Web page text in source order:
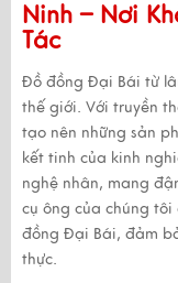
Ninh – Nơi
Tác
Đồ đồng Đại Bái từ
thế giới. Với truyền
tạo nên những sản
kết tinh của kinh
nghệ nhân, mang
cụ ông của chúng tôi
đồng Đại Bái, đảm
thực.